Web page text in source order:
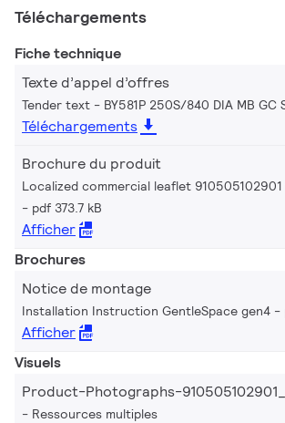
Téléchargements
Fiche technique
Texte d’appel d’offres
Tender text - BY581P 250S/840 DIA MB GC
Téléchargements
Brochure du produit
Localized commercial leaflet 910505102901
pdf 373.7 kB
Afficher
Brochures
Notice de montage
Installation Instruction GentleSpace gen4
Afficher
Visuels
Product-Photographs-
Ressources multiples